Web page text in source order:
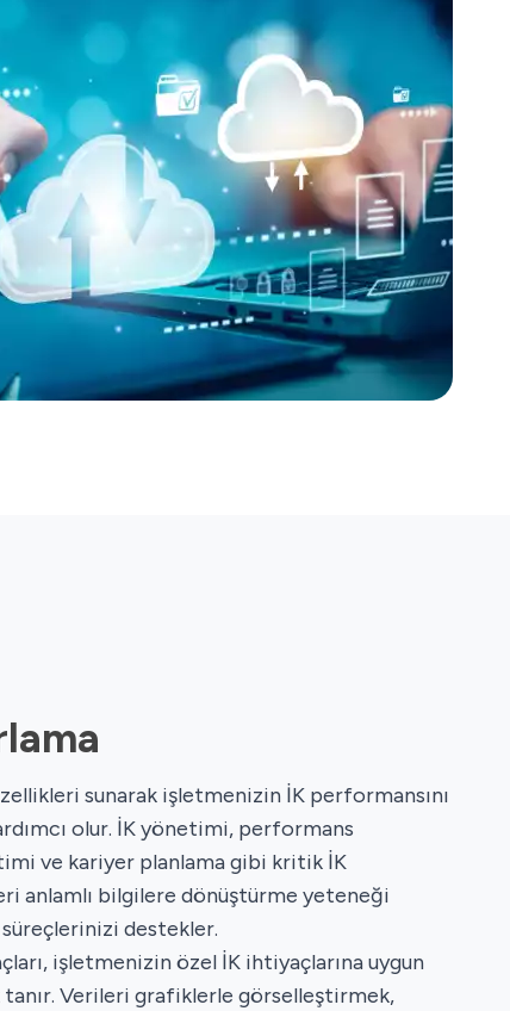
sunarak işletmenizin İK performansını
olur. İK yönetimi, performans
ve kariyer planlama gibi kritik İK
anlamlı bilgilere dönüştürme yeteneği
destekler.
işletmenizin özel İK ihtiyaçlarına uygun
tanır. Verileri grafiklerle görselleştirmek,